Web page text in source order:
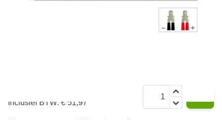
Inclusief BTW: € 51,97